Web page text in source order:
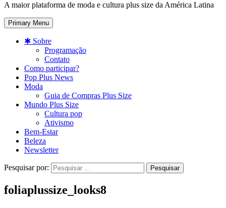
A maior plataforma de moda e cultura plus size da América Latina
Primary Menu
✱ Sobre
Programação
Contato
Como participar?
Pop Plus News
Moda
Guia de Compras Plus Size
Mundo Plus Size
Cultura pop
Ativismo
Bem-Estar
Beleza
Newsletter
Pesquisar por:
foliaplussize_looks8